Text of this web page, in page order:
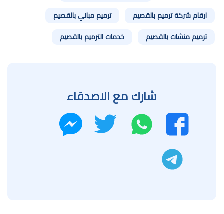
ارقام شركة ترميم بالقصيم ترميم مباني بالقصيم
ترميم منشات بالقصيم خدمات الترميم بالقصيم
شارك مع الاصدقاء
فيسبوك
واتساب تويتر